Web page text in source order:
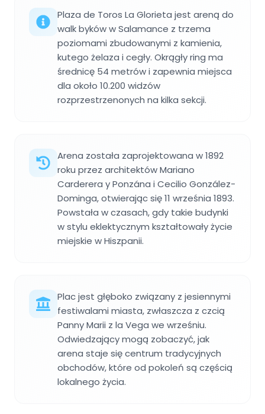
Plaza de Toros La Glorieta jest areną do
walk byków w Salamance z trzema
poziomami zbudowanymi z kamienia,
kutego żelaza i cegły. Okrągły ring ma
średnicę 54 metrów i zapewnia miejsca
dla około 10.200 widzów
rozprzestrzenonych na kilka sekcji.
Arena została zaprojektowana w 1892
roku przez architektów Mariano
Carderera y Ponzána i Cecilio González-
Dominga, otwierając się 11 września 1893.
Powstała w czasach, gdy takie budynki
w stylu eklektycznym kształtowały życie
miejskie w Hiszpanii.
Plac jest głęboko związany z jesiennymi
festiwalami miasta, zwłaszcza z czcią
Panny Marii z la Vega we wrześniu.
Odwiedzający mogą zobaczyć, jak
arena staje się centrum tradycyjnych
obchodów, które od pokoleń są częścią
lokalnego życia.